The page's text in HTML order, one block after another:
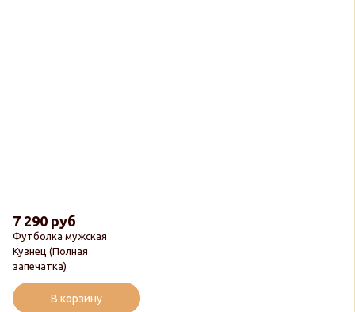
Футболка мужская
Кузнец (Полная
запечатка)
7 290 руб
В корзину